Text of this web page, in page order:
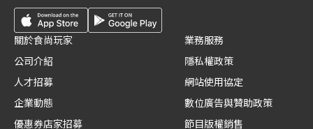
關於食尚玩家
公司介紹
人才招募
企業動態
優惠券店家招募
業務服務
隱私權政策
網站使用協定
數位廣告與贊助政策
節目版權銷售